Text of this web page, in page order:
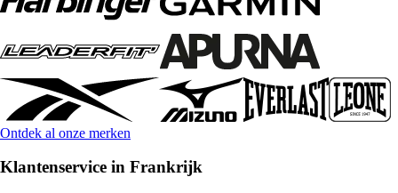
Ontdek al onze merken
Klantenservice in Frankrijk